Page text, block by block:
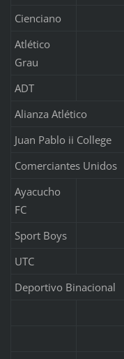
Cienciano
Atlético
Grau
ADT
Alianza Atlético
Juan Pablo ii College
Comerciantes Unidos
Ayacucho
FC
Sport Boys
UTC
Deportivo Binacional